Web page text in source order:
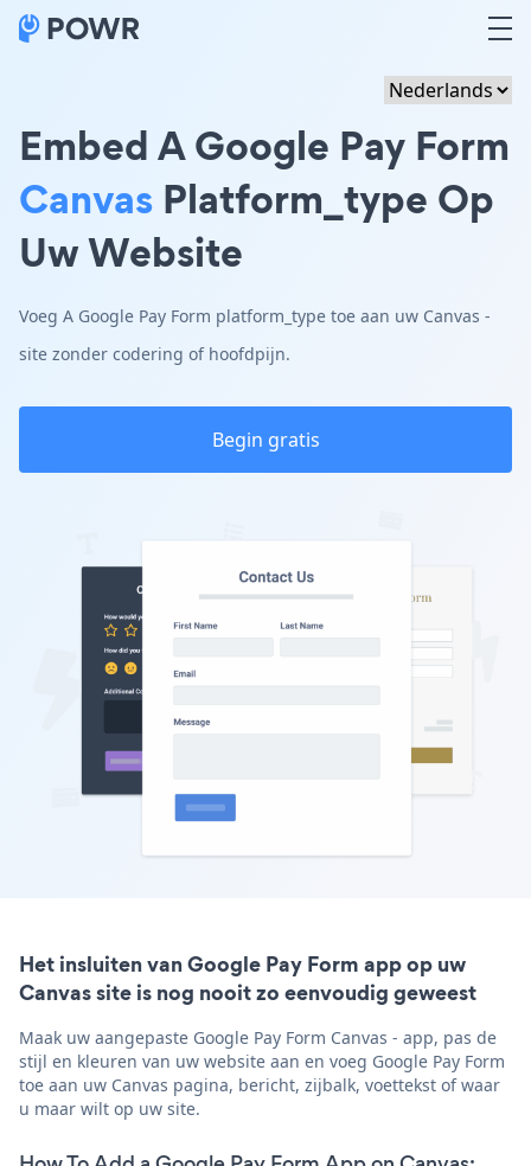
Embed A Google Pay Form
Canvas Platform_type Op
Uw Website
Voeg A Google Pay Form platform_type toe aan uw Canvas -
site zonder codering of hoofdpijn.
Begin gratis
Het insluiten van Google Pay Form app op uw
Canvas site is nog nooit zo eenvoudig geweest
Maak uw aangepaste Google Pay Form Canvas - app, pas de
stijl en kleuren van uw website aan en voeg Google Pay Form
toe aan uw Canvas pagina, bericht, zijbalk, voettekst of waar
u maar wilt op uw site.